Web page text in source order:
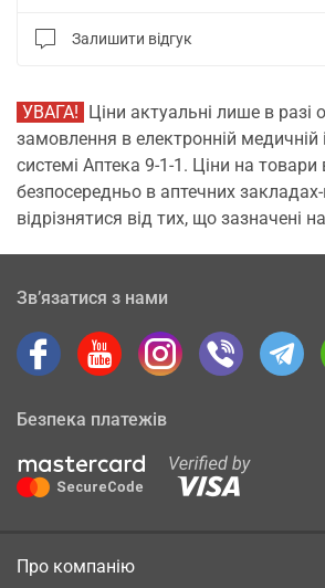
Залишити відгук
УВАГА! Ціни актуальні лише в
замовлення в електронній медичній
системі Аптека 9-1-1. Ціни на товари
безпосередньо в аптечних
відрізнятися від тих, що зазначені
Зв’язатися з нами
Безпека платежів
Про компанію